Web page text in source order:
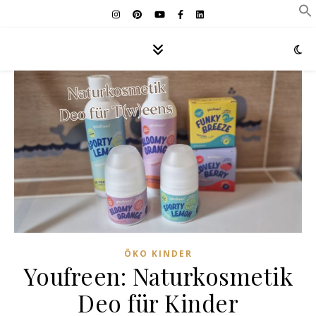
ÖKO KINDER
Youfreen: Naturkosmetik
Deo für Kinder